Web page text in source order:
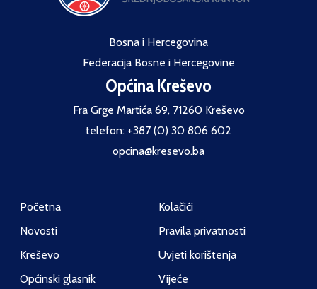
Bosna i Hercegovina
Federacija Bosne i Hercegovine
Općina Kreševo
Fra Grge Martića 69, 71260 Kreševo
telefon: +387 (0) 30 806 602
opcina@kresevo.ba
Početna
Novosti
Kreševo
Općinski glasnik
Kolačići
Pravila privatnosti
Uvjeti korištenja
Vijeće